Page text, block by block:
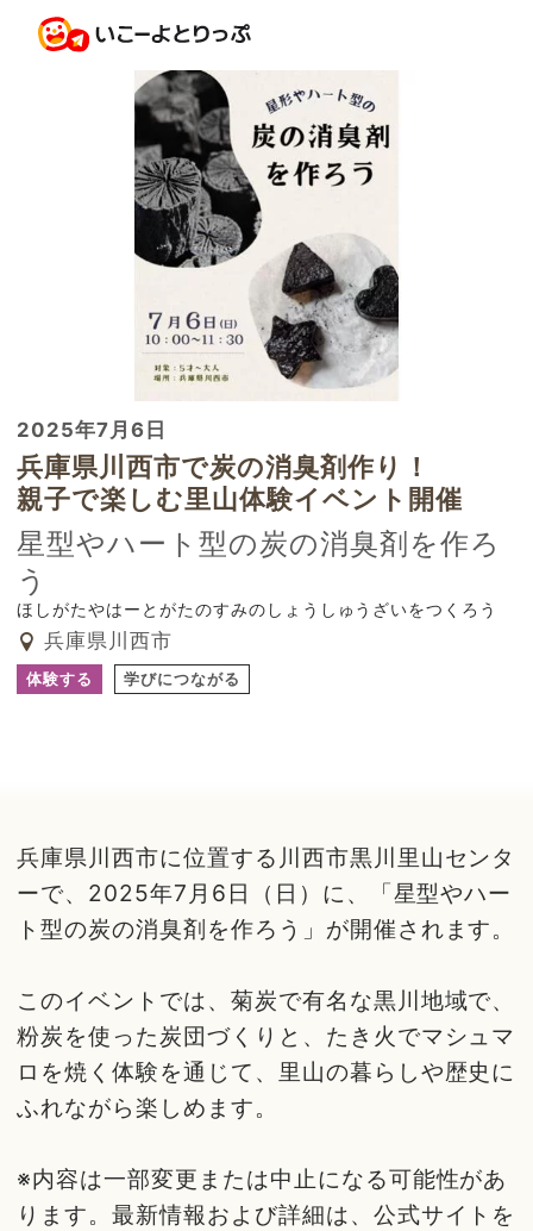
2025年7月6日
兵庫県川西市で炭の消臭剤作り！
親子で楽しむ里山体験イベント開催
星型やハート型の炭の消臭剤を作ろ
う
ほしがたやはーとがたのすみのしょうしゅうざいをつくろう
兵庫県川西市
体験する 学びにつながる
兵庫県川西市に位置する川西市黒川里山センタ
ーで、2025年7月6日（日）に、「星型やハー
ト型の炭の消臭剤を作ろう」が開催されます。
このイベントでは、菊炭で有名な黒川地域で、
粉炭を使った炭団づくりと、たき火でマシュマ
ロを焼く体験を通じて、里山の暮らしや歴史に
ふれながら楽しめます。
※内容は一部変更または中止になる可能性があ
ります。最新情報および詳細は、公式サイトを